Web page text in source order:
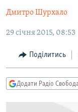
основної
навігації
Перейти
пошуку
ЕКОНОМІКА
СУСПІЛЬСТВО
КУЛЬТУРА
УКРАЇНА
РОСІЙСЬКА
ДОНБАС.РЕАЛІЇ
КРИМ.РЕАЛІЇ
СХЕМИ
Дмитро Шурхало
29 січня 2015, 08:53
Поділитись
Додати Радіо